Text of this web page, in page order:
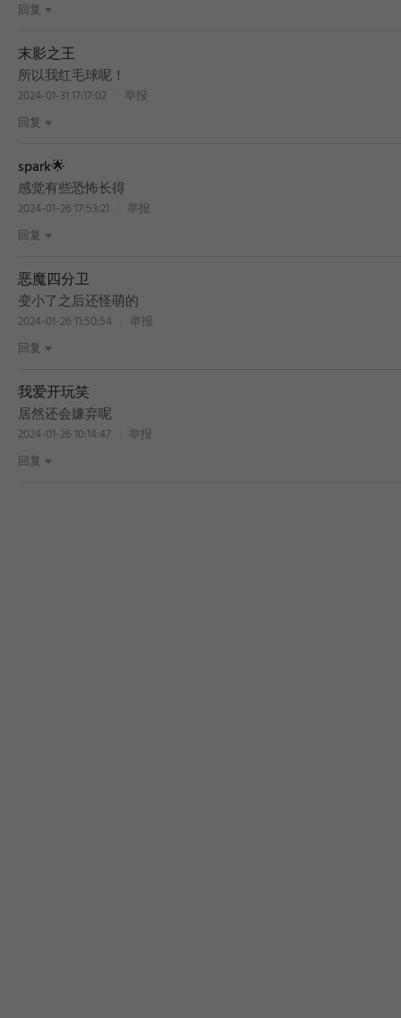
回复
末影之王
所以我红毛球呢！
2024-01-31 17:17:02
举报
回复
spark🌟
感觉有些恐怖长得
2024-01-26 17:53:21
举报
回复
恶魔四分卫
变小了之后还怪萌的
2024-01-26 11:50:54
举报
回复
我爱开玩笑
居然还会嫌弃呢
2024-01-26 10:14:47
举报
回复